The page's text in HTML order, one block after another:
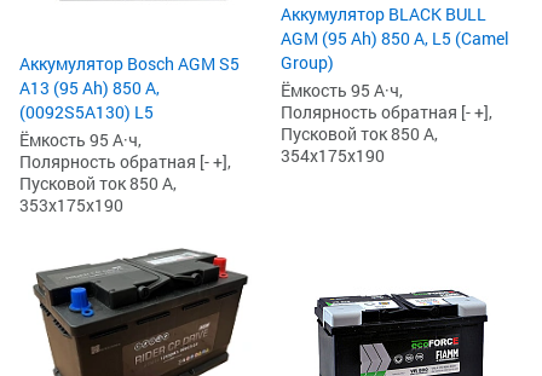
Аккумулятор Bosch AGM S5
А13 (95 Ah) 850 А,
(0092S5A130) L5
Ёмкость 95 А·ч,
Полярность обратная [- +],
Пусковой ток 850 А,
353x175x190
Аккумулятор BLACK BULL
AGM (95 Ah) 850 А, L5 (Camel
Group)
Ёмкость 95 А·ч,
Полярность обратная [- +],
Пусковой ток 850 А,
354x175x190